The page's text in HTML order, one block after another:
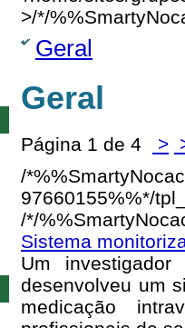
>/*/
Geral
Geral
Página 1 de 4 >
/
97660155%%*/
/*/
Sistema
Um
desenvolveu um
medicação